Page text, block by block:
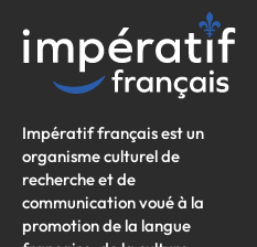
Impératif français est un
organisme culturel de
recherche et de
communication voué à la
promotion de la langue